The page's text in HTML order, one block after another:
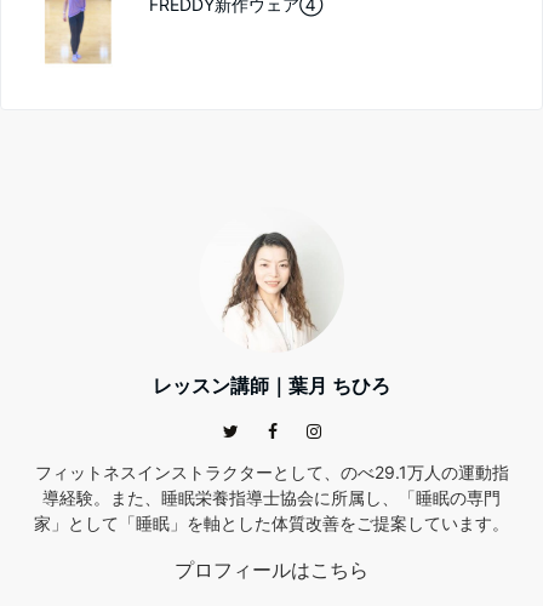
レッスン講師｜葉月 ちひろ
フィットネスインストラクターとして、のべ29.1万人の運動指
導経験。また、睡眠栄養指導士協会に所属し、「睡眠の専門
家」として「睡眠」を軸とした体質改善をご提案しています。
プロフィールはこちら